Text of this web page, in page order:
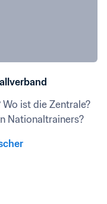
ist die Zentrale?
Nationaltrainers?